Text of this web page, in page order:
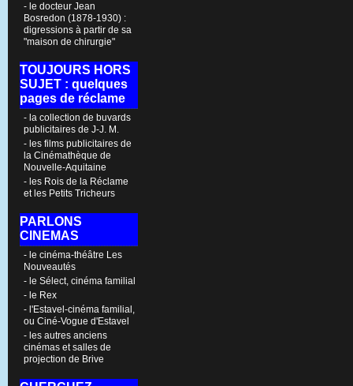
- le docteur Jean
Bosredon (1878-1930) :
digressions à partir de sa
"maison de chirurgie"
TOUJOURS HORS
SUJET : quelques
pages de réclame
- la collection de buvards
publicitaires de J-J. M.
- les films publicitaires de
la Cinémathèque de
Nouvelle-Aquitaine
- les Rois de la Réclame
et les Petits Tricheurs
PARLONS
CINEMAS
- le cinéma-théâtre Les
Nouveautés
- le Sélect, cinéma familial
- le Rex
- l'Estavel-cinéma familial,
ou Ciné-Vogue d'Estavel
- les autres anciens
cinémas et salles de
projection de Brive